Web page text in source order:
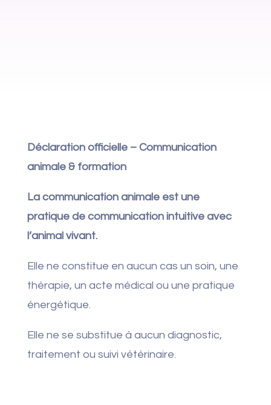
Déclaration officielle – Communication
animale & formation
La communication animale est une
pratique de communication intuitive avec
l’animal vivant.
Elle ne constitue en aucun cas un soin, une
thérapie, un acte médical ou une pratique
énergétique.
Elle ne se substitue à aucun diagnostic,
traitement ou suivi vétérinaire.